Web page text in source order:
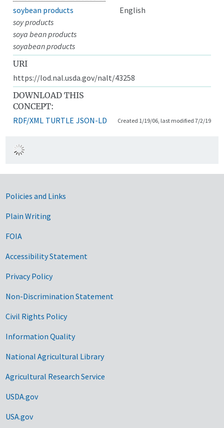
soybean products
English
soy products
soya bean products
soyabean products
URI
https://lod.nal.usda.gov/nalt/43258
DOWNLOAD THIS
CONCEPT:
RDF/XML TURTLE JSON-LD Created 1/19/06, last modified 7/2/19
Government Links
Policies and Links
Plain Writing
FOIA
Accessibility Statement
Privacy Policy
Non-Discrimination Statement
Civil Rights Policy
Information Quality
National Agricultural Library
Agricultural Research Service
USDA.gov
USA.gov